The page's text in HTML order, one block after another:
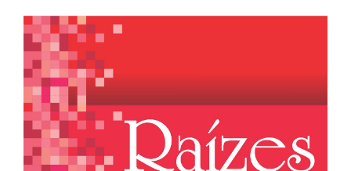
Barra
lateral
de
artigos